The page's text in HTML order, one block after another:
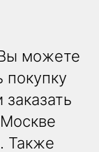
можете
покупку
Также